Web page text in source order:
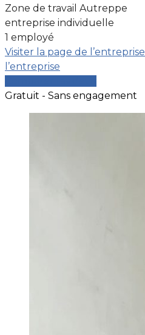
Zone de travail Autreppe
entreprise individuelle
1 employé
Visiter la page de l’entreprise
l’entreprise
Gratuit - Sans engagement